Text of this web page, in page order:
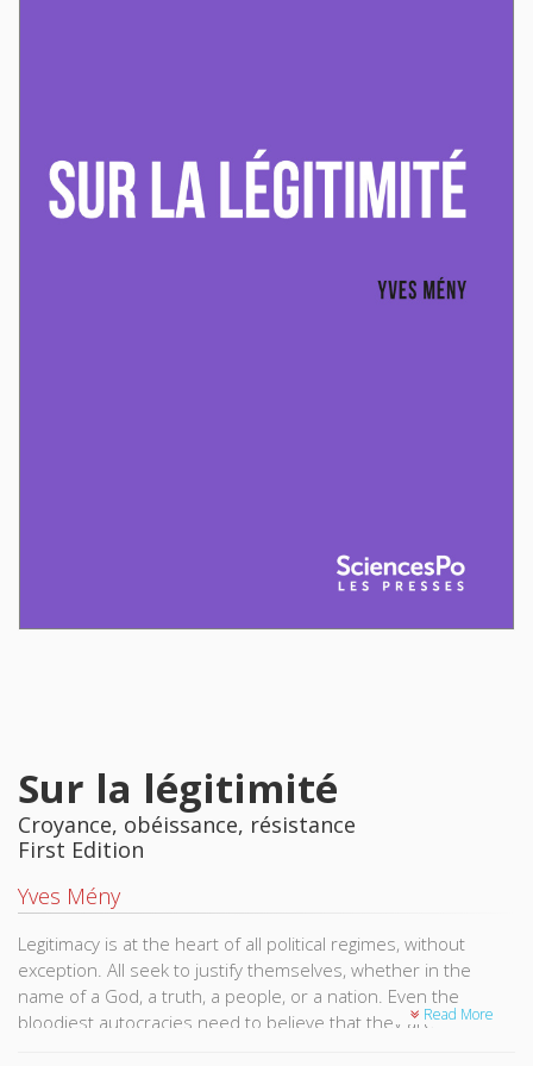
Sur la légitimité
Croyance, obéissance, résistance
First Edition
Yves Mény
Legitimacy is at the heart of all political regimes, without
exception. All seek to justify themselves, whether in the
name of a God, a truth, a people, or a nation. Even the
bloodiest autocracies need to believe that they areRead More